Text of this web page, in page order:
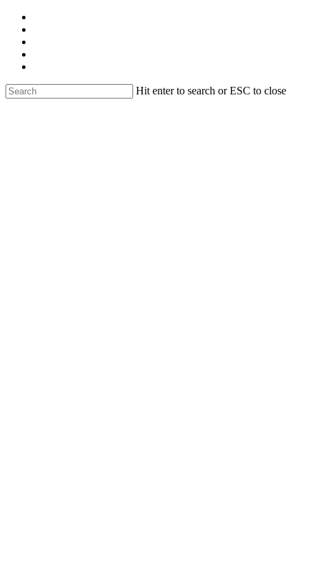
Skip
main
content
Hit enter to search or ESC to close